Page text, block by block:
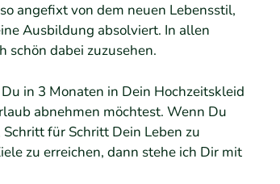
angefixt von dem neuen Lebensstil,
Ausbildung absolviert. In allen
schön dabei zuzusehen.
in 3 Monaten in Dein Hochzeitskleid
abnehmen möchtest. Wenn Du
für Schritt Dein Leben zu
zu erreichen, dann stehe ich Dir mit